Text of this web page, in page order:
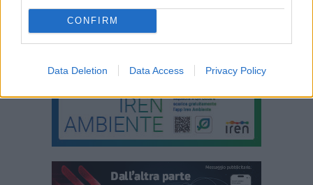
CONFIRM
Data Deletion Data Access Privacy Policy